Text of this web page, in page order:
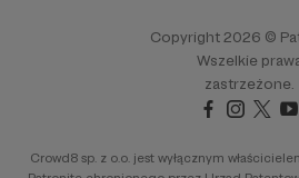
Copyright 2026 ©
Wszelkie
zastrzeżone.
Crowd8 sp. z o.o. jest wyłącznym